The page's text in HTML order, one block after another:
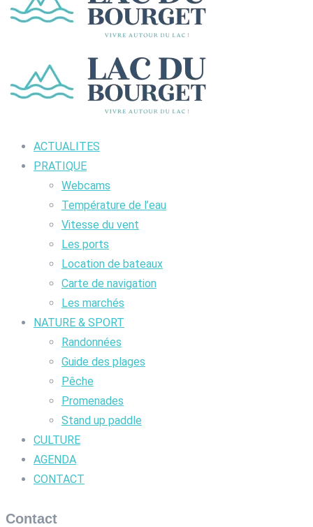
ACTUALITES
PRATIQUE
Webcams
Température de l’eau
Vitesse du vent
Les ports
Location de bateaux
Carte de navigation
Les marchés
NATURE & SPORT
Randonnées
Guide des plages
Pêche
Promenades
Stand up paddle
CULTURE
AGENDA
CONTACT
Contact